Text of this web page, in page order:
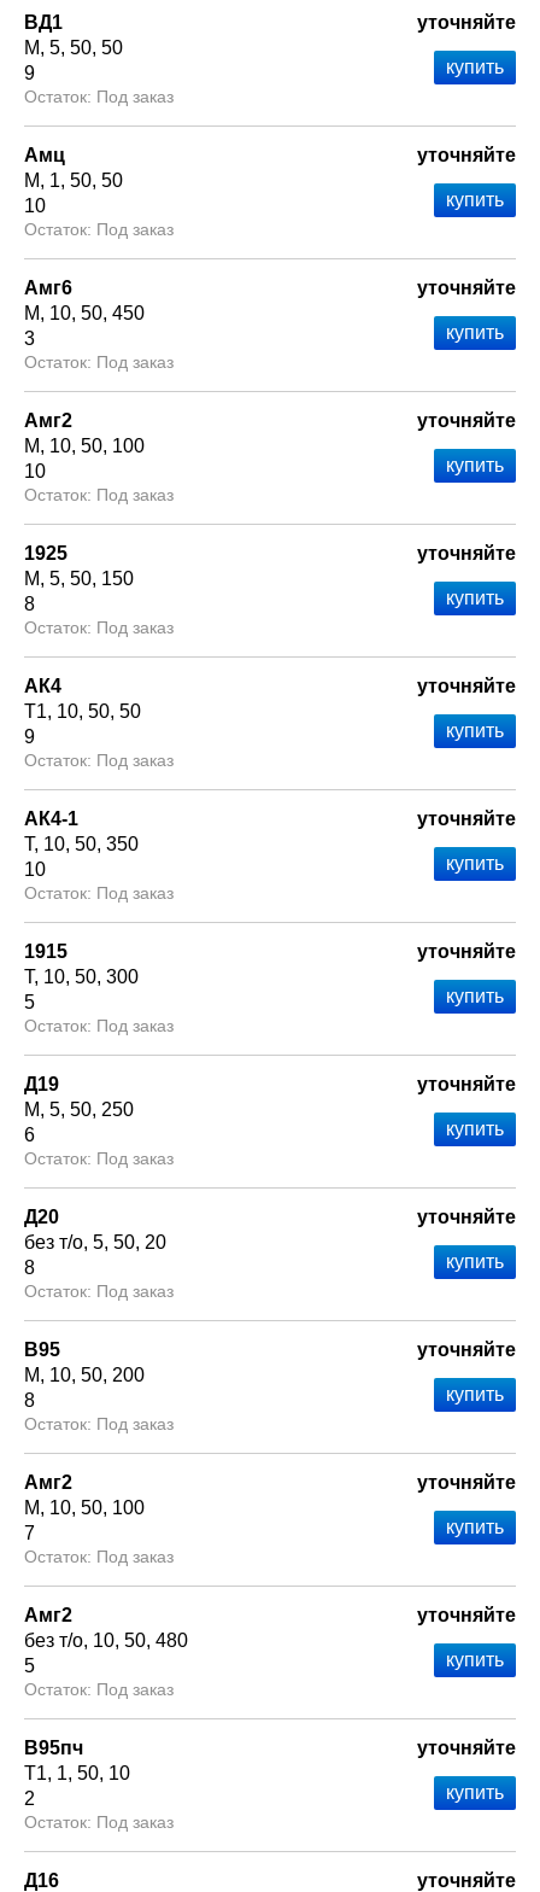
ВД1
М 5 50 50
9
Под заказ
уточняйте
Амц
М
1 50 50
10
Под заказ
уточняйте
Амг6
М
10 50 450
3
Под заказ
уточняйте
Амг2
М
10 50 100
10
Под заказ
уточняйте
1925
М 5 50 150
8
Под заказ
уточняйте
АК4
Т1 10 50 50
9
Под заказ
уточняйте
АК4-1
Т 10 50 350
10
Под заказ
уточняйте
1915
Т 10 50 300
5
Под заказ
уточняйте
Д19
М 5 50 250
6
Под заказ
уточняйте
Д20
без т/о 5 50 20
8
Под заказ
уточняйте
В95
М
10 50 200
8
Под заказ
уточняйте
Амг2
М
10 50 100
7
Под заказ
уточняйте
Амг2
без т/о 10 50 480
5
Под заказ
уточняйте
В95пч
Т1 1 50 10
2
Под заказ
уточняйте
Д16
уточняйте